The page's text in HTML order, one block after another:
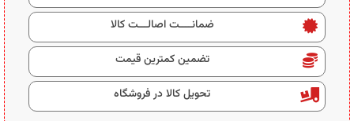
ضمانــــت اصالـــت کالا
تضمین کمترین قیمت
تحویل کالا در فروشگاه